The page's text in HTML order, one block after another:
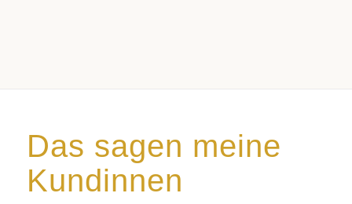
Das sagen meine
Kundinnen